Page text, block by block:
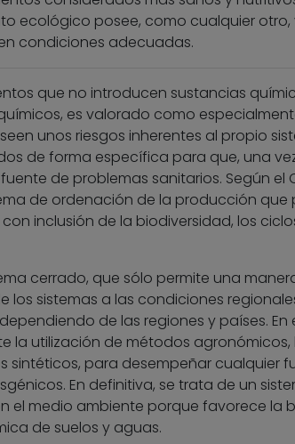
ecológico posee, como cualquier otro,
condiciones adecuadas.
que no introducen sustancias
es valorado como
unos riesgos inherentes al propio
de forma específica para que, una
de problemas sanitarios. Según el
de ordenación de la producción que
inclusión de la biodiversidad, los
cerrado, que sólo permite una
los sistemas a las condiciones
de las regiones y países. En
la utilización de métodos
sintéticos, para desempeñar cualquier
En definitiva, se trata de un
el medio ambiente porque favorece la
de suelos y aguas.